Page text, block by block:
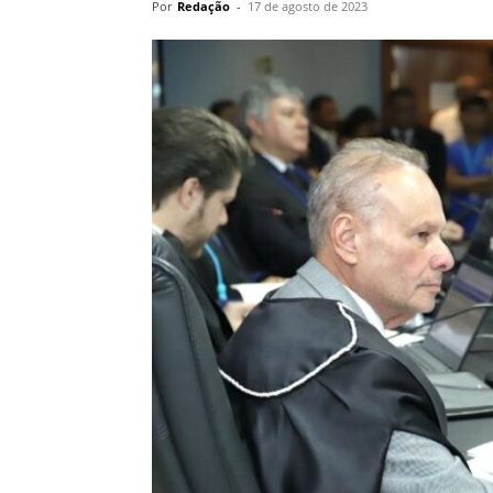
Por Redação - 17 de agosto de 2023